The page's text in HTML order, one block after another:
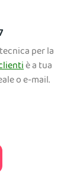
per la
è a tua
o e-mail.